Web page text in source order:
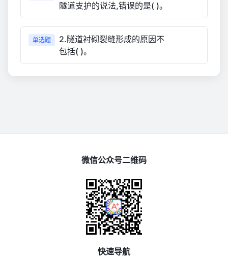
隧道支护的说法,错误的是( )。
单选题
2.隧道衬砌裂缝形成的原因不
包括( )。
微信公众号二维码
快速导航